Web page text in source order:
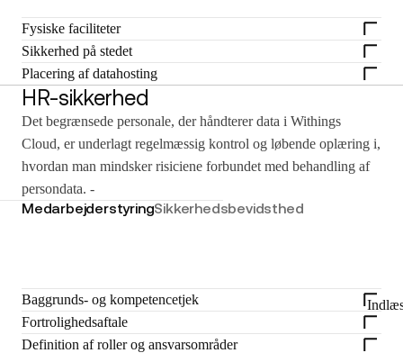
Fysiske faciliteter
Sikkerhed på stedet
Placering af datahosting
HR-sikkerhed
Det begrænsede personale, der håndterer data i Withings
Cloud, er underlagt regelmæssig kontrol og løbende oplæring i,
hvordan man mindsker risiciene forbundet med behandling af
persondata. -
MedarbejderstyringSikkerhedsbevidsthed
Baggrunds- og kompetencetjek
Fortrolighedsaftale
Definition af roller og ansvarsområder